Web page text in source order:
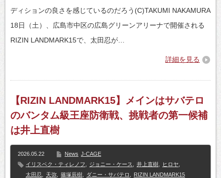
ディションの良さを感じているのだろう(C)TAKUMI NAKAMURA
18日（土）、広島市中区の広島グリーンアリーナで開催される
RIZIN LANDMARK15で、太田忍が…
詳細を見る
【RIZIN LANDMARK15】メインはサバテロ
のバンタム級王座防衛戦、挑戦者の第一候補
は井上直樹
2026.05.22 News J-CAGE
イリスベク・ティレノフ
ジョニー・ケース 井上直樹 ヒロヤ
太田忍
天弥 篠塚辰樹 ダニー・サバテロ RIZIN LANDMARK15